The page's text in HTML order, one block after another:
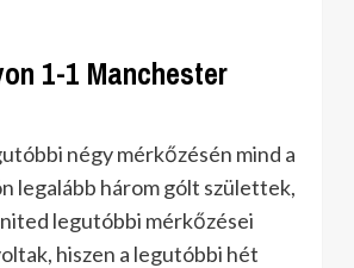
1-1 Manchester
négy mérkőzésén mind a
legalább három gólt születtek,
legutóbbi mérkőzései
hiszen a legutóbbi hét